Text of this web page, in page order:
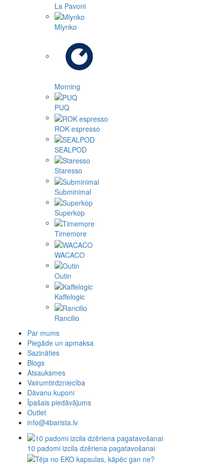
La Pavoni
Mlynko
Morning
PUQ
ROK espresso
SEALPOD
Staresso
Subminimal
Superkop
Timemore
WACACO
Outin
Kaffelogic
Rancilio
Par mums
Piegāde un apmaksa
Sazināties
Blogs
Atsauksmes
Vairumtirdzniecība
Dāvanu kuponi
Īpašais piedāvājums
Outlet
info@4barista.lv
10 padomi izcila dzēriena pagatavošanai